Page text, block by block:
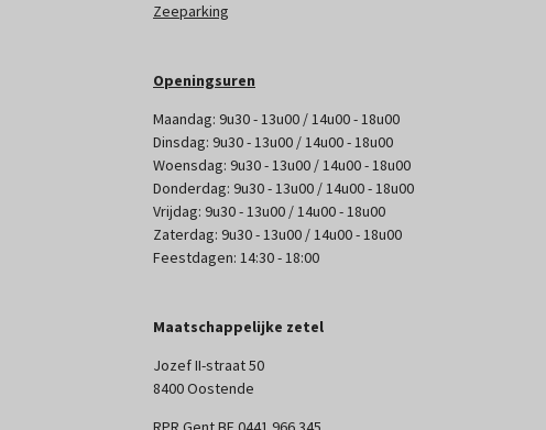
Zeeparking
Openingsuren
Maandag: 9u30 - 13u00 / 14u00 - 18u00
Dinsdag: 9u30 - 13u00 / 14u00 - 18u00
Woensdag: 9u30 - 13u00 / 14u00 - 18u00
Donderdag: 9u30 - 13u00 / 14u00 - 18u00
Vrijdag: 9u30 - 13u00 / 14u00 - 18u00
Zaterdag: 9u30 - 13u00 / 14u00 - 18u00
Feestdagen: 14:30 - 18:00
Maatschappelijke zetel
Jozef II-straat 50
8400 Oostende